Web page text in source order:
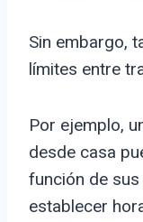
Sin embargo,
límites entre
Por ejemplo,
desde casa
función de
establecer